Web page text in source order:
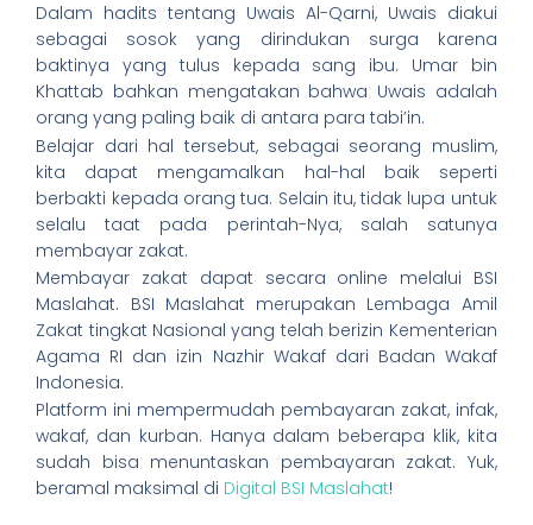
Dalam hadits tentang Uwais Al-Qarni, Uwais diakui
sebagai sosok yang dirindukan surga karena
baktinya yang tulus kepada sang ibu. Umar bin
Khattab bahkan mengatakan bahwa Uwais adalah
orang yang paling baik di antara para tabi’in.
Belajar dari hal tersebut, sebagai seorang muslim,
kita dapat mengamalkan hal-hal baik seperti
berbakti kepada orang tua. Selain itu, tidak lupa untuk
selalu taat pada perintah-Nya, salah satunya
membayar zakat.
Membayar zakat dapat secara online melalui BSI
Maslahat. BSI Maslahat merupakan Lembaga Amil
Zakat tingkat Nasional yang telah berizin Kementerian
Agama RI dan izin Nazhir Wakaf dari Badan Wakaf
Indonesia.
Platform ini mempermudah pembayaran zakat, infak,
wakaf, dan kurban. Hanya dalam beberapa klik, kita
sudah bisa menuntaskan pembayaran zakat. Yuk,
beramal maksimal di Digital BSI Maslahat!